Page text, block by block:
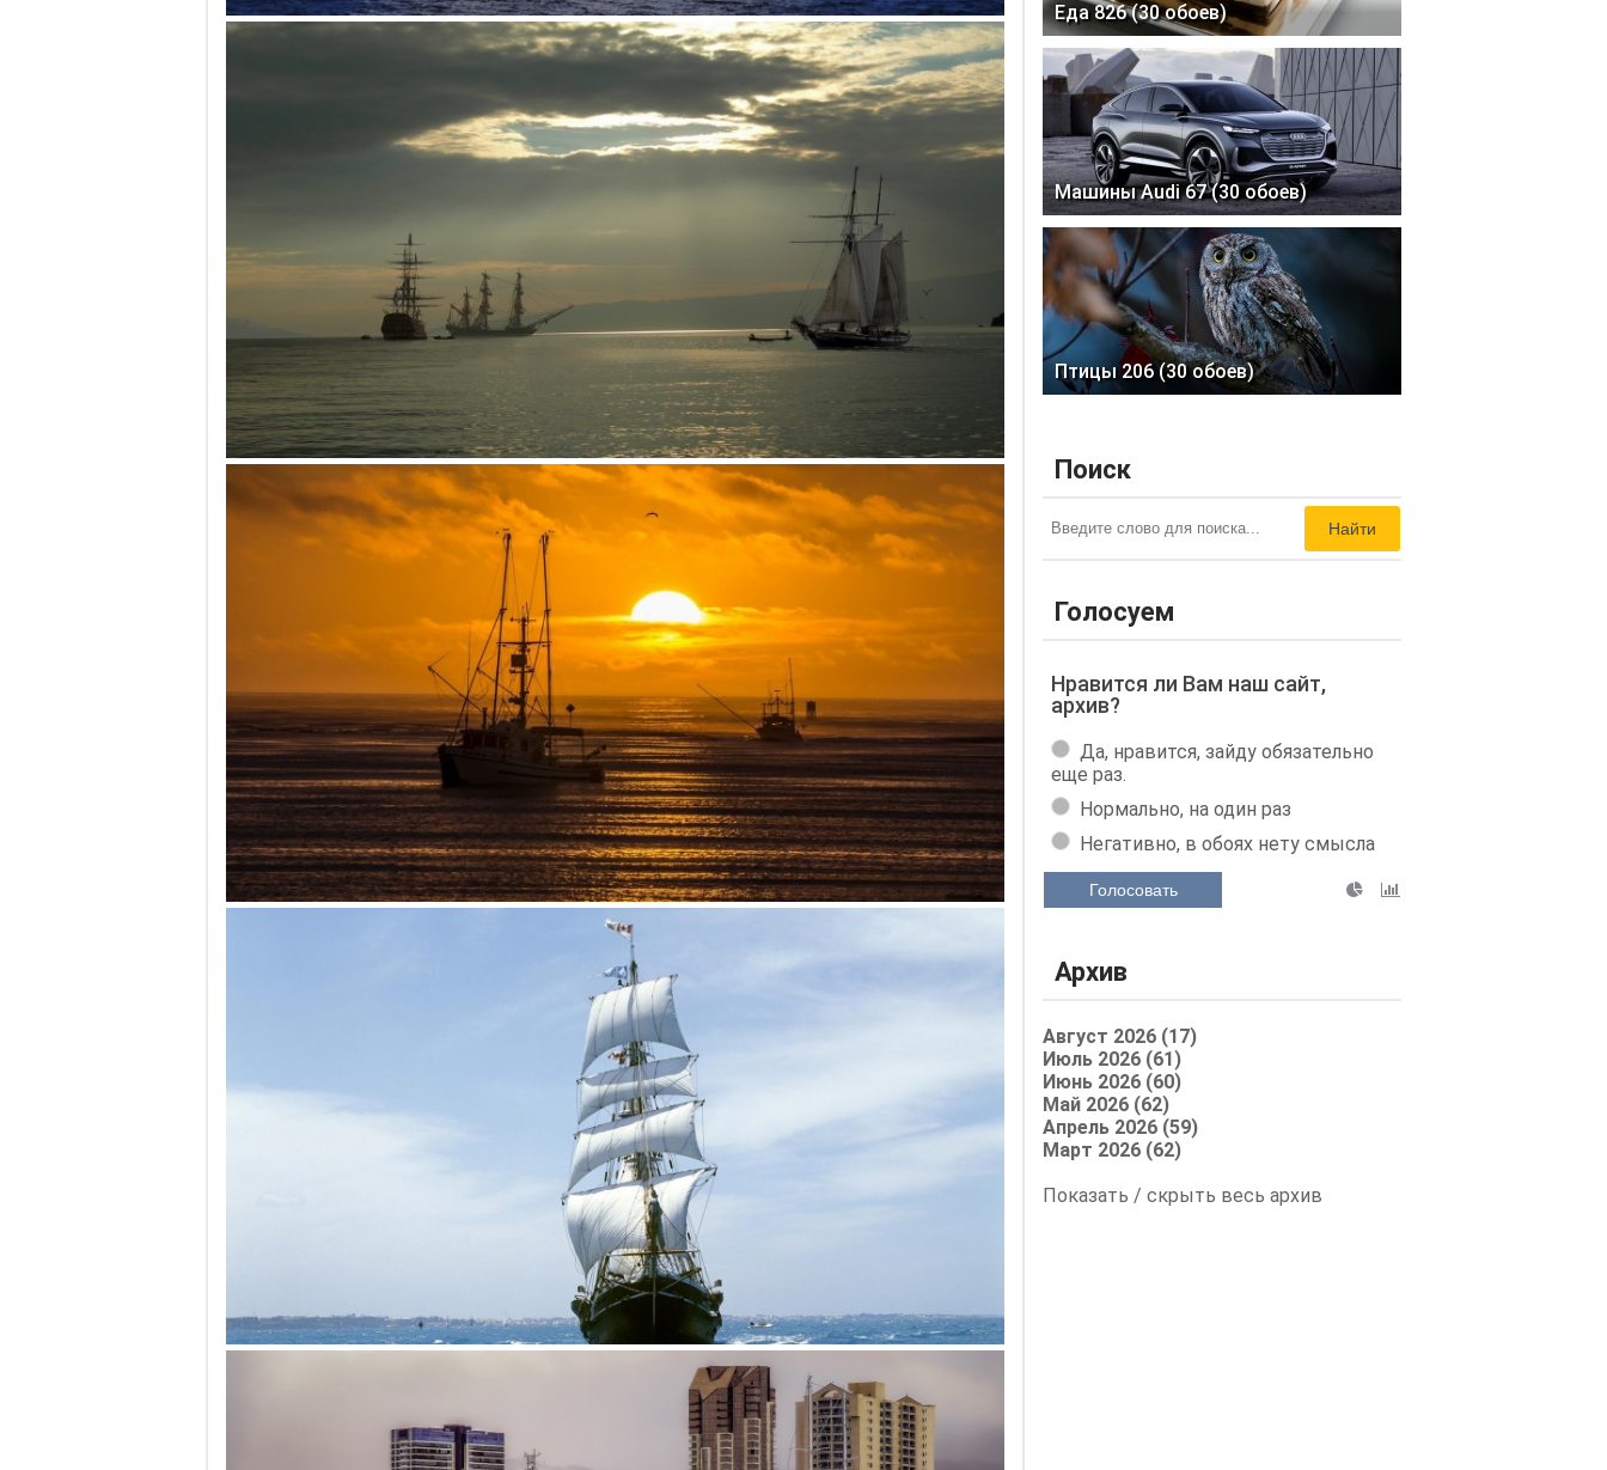
Еда 826 (30 обоев)
Машины Audi 67 (30 обоев)
Птицы 206 (30 обоев)
Поиск
Найти
Голосуем
Нравится ли Вам наш сайт,
архив?
Да, нравится, зайду обязательно
еще раз.
Нормально, на один раз
Негативно, в обоях нету смысла
Голосовать
Архив
Август 2026 (17)
Июль 2026 (61)
Июнь 2026 (60)
Май 2026 (62)
Апрель 2026 (59)
Март 2026 (62)
Показать / скрыть весь архив